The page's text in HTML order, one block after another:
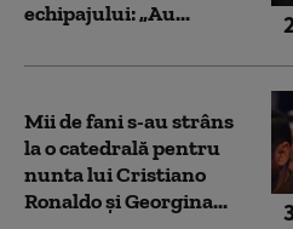
echipajului: „Au...
Mii de fani s-au strâns
la o catedrală pentru
nunta lui Cristiano
Ronaldo şi Georgina...